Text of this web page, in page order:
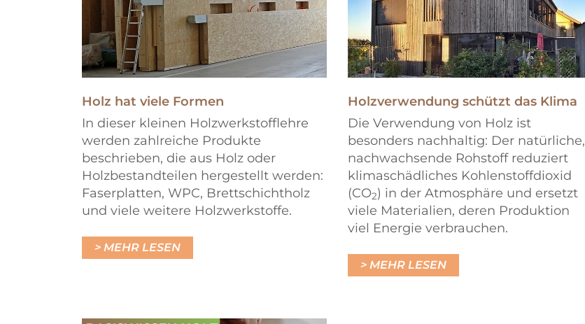
Holz hat viele Formen
In dieser kleinen Holzwerkstofflehre
werden zahlreiche Produkte
beschrieben, die aus Holz oder
Holzbestandteilen hergestellt werden:
Faserplatten, WPC, Brettschichtholz
und viele weitere Holzwerkstoffe.
MEHR LESEN
Holzverwendung schützt das Klima
Die Verwendung von Holz ist
besonders nachhaltig: Der natürliche,
nachwachsende Rohstoff reduziert
klimaschädliches Kohlenstoffdioxid
(CO2) in der Atmosphäre und ersetzt
viele Materialien, deren Produktion
viel Energie verbrauchen.
MEHR LESEN